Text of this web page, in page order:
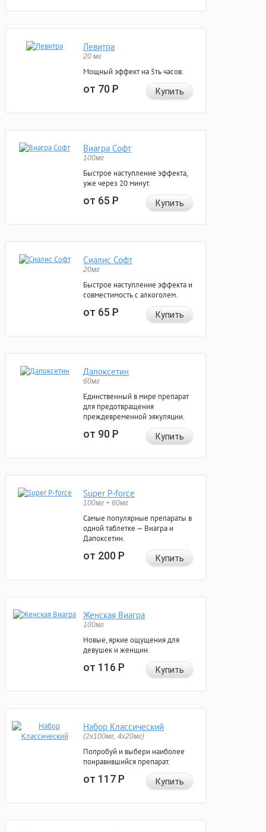
Левитра
20 мг
Мощный эффект на 5ть часов.
от 70Р Купить
Виагра Софт
100мг
Быстрое наступление эффекта,
уже через 20 минут.
от 65Р Купить
Сиалис Софт
20мг
Быстрое наступление эффекта и
совместимость с алкоголем.
от 65Р Купить
Дапоксетин
60мг
Единственный в мире препарат
для предотвращения
преждевременной эякуляции.
от 90Р Купить
Super P-force
100мг + 60мг
Самые популярные препараты в
одной таблетке — Виагра и
Дапоксетин.
от 200Р Купить
Женская Виагра
100мг
Новые, яркие ощущения для
девушек и женщин.
от 116Р Купить
Набор Классический
(2x100мг, 4x20мг)
Попробуй и выбери наиболее
понравившийся препарат.
от 117Р Купить